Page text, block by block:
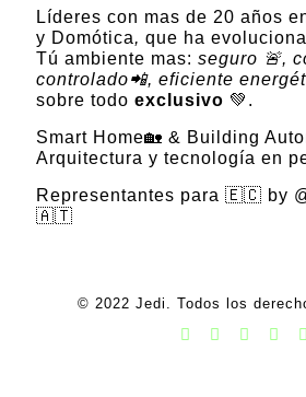
Líderes con mas de 20 años
y Domótica, que ha
Tú ambiente mas: seguro 🚨,
controlado📲, eficiente
sobre todo exclusivo 💚.
Smart Home🏡 & Building
Arquitectura y tecnología en
Representantes para 🇪🇨 by
🇦🇹
© 2022 Jedi. Todos los